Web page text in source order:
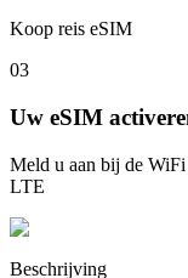
Koop reis eSIM
03
Uw eSIM
Meld u aan bij de
LTE
Beschrijving